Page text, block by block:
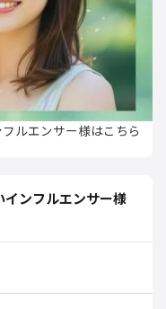
ルエンサー様はこちら
ンフルエンサー様